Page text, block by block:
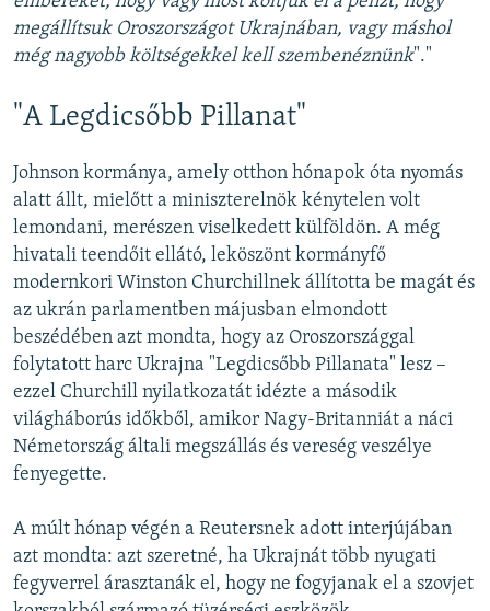
megállítsuk Oroszországot Ukrajnában, vagy máshol
még nagyobb költségekkel kell szembenéznünk"."
"A Legdicsőbb Pillanat"
Johnson kormánya, amely otthon hónapok óta nyomás
alatt állt, mielőtt a miniszterelnök kénytelen volt
lemondani, merészen viselkedett külföldön. A még
hivatali teendőit ellátó, leköszönt kormányfő
modernkori Winston Churchillnek állította be magát és
az ukrán parlamentben májusban elmondott
beszédében azt mondta, hogy az Oroszországgal
folytatott harc Ukrajna "Legdicsőbb Pillanata" lesz –
ezzel Churchill nyilatkozatát idézte a második
világháborús időkből, amikor Nagy-Britanniát a náci
Németország általi megszállás és vereség veszélye
fenyegette.
A múlt hónap végén a Reutersnek adott interjújában
azt mondta: azt szeretné, ha Ukrajnát több nyugati
fegyverrel árasztanák el, hogy ne fogyjanak el a szovjet